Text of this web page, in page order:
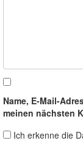
Name, E-Mail-
meinen nächsten
Ich erkenne die